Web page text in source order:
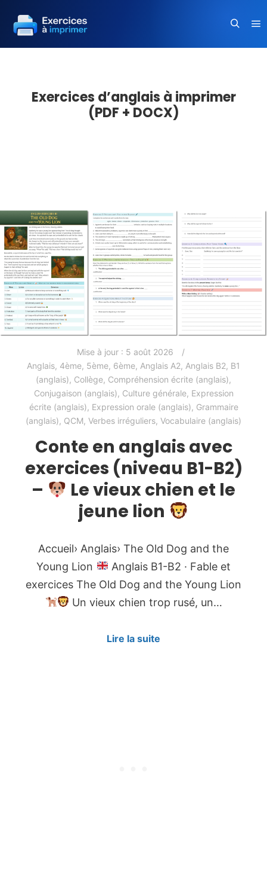
Exercices d’anglais à imprimer
(PDF + DOCX)
Mise à jour : 5 août 2026
Anglais, 4ème, 5ème, 6ème, Anglais A2, Anglais B2, B1
(anglais), Collège, Compréhension écrite (anglais),
Conjugaison (anglais), Culture générale, Expression
écrite (anglais), Expression orale (anglais), Grammaire
(anglais), QCM, Verbes irréguliers, Vocabulaire (anglais)
Conte en anglais avec
exercices (niveau B1-B2)
–
Le vieux chien et le
jeune lion
Accueil› Anglais› The Old Dog and the
Young Lion
Anglais B1-B2 · Fable et
exercices The Old Dog and the Young Lion
Un vieux chien trop rusé, un…
Lire la suite